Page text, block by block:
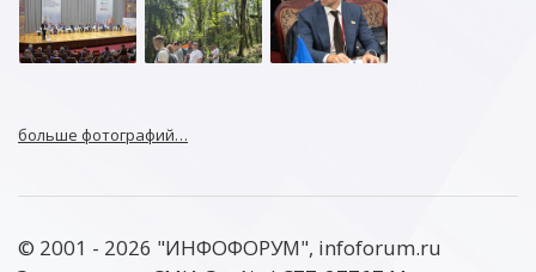
больше фотографий…
© 2001 - 2026 "ИНФОФОРУМ", infoforum.ru